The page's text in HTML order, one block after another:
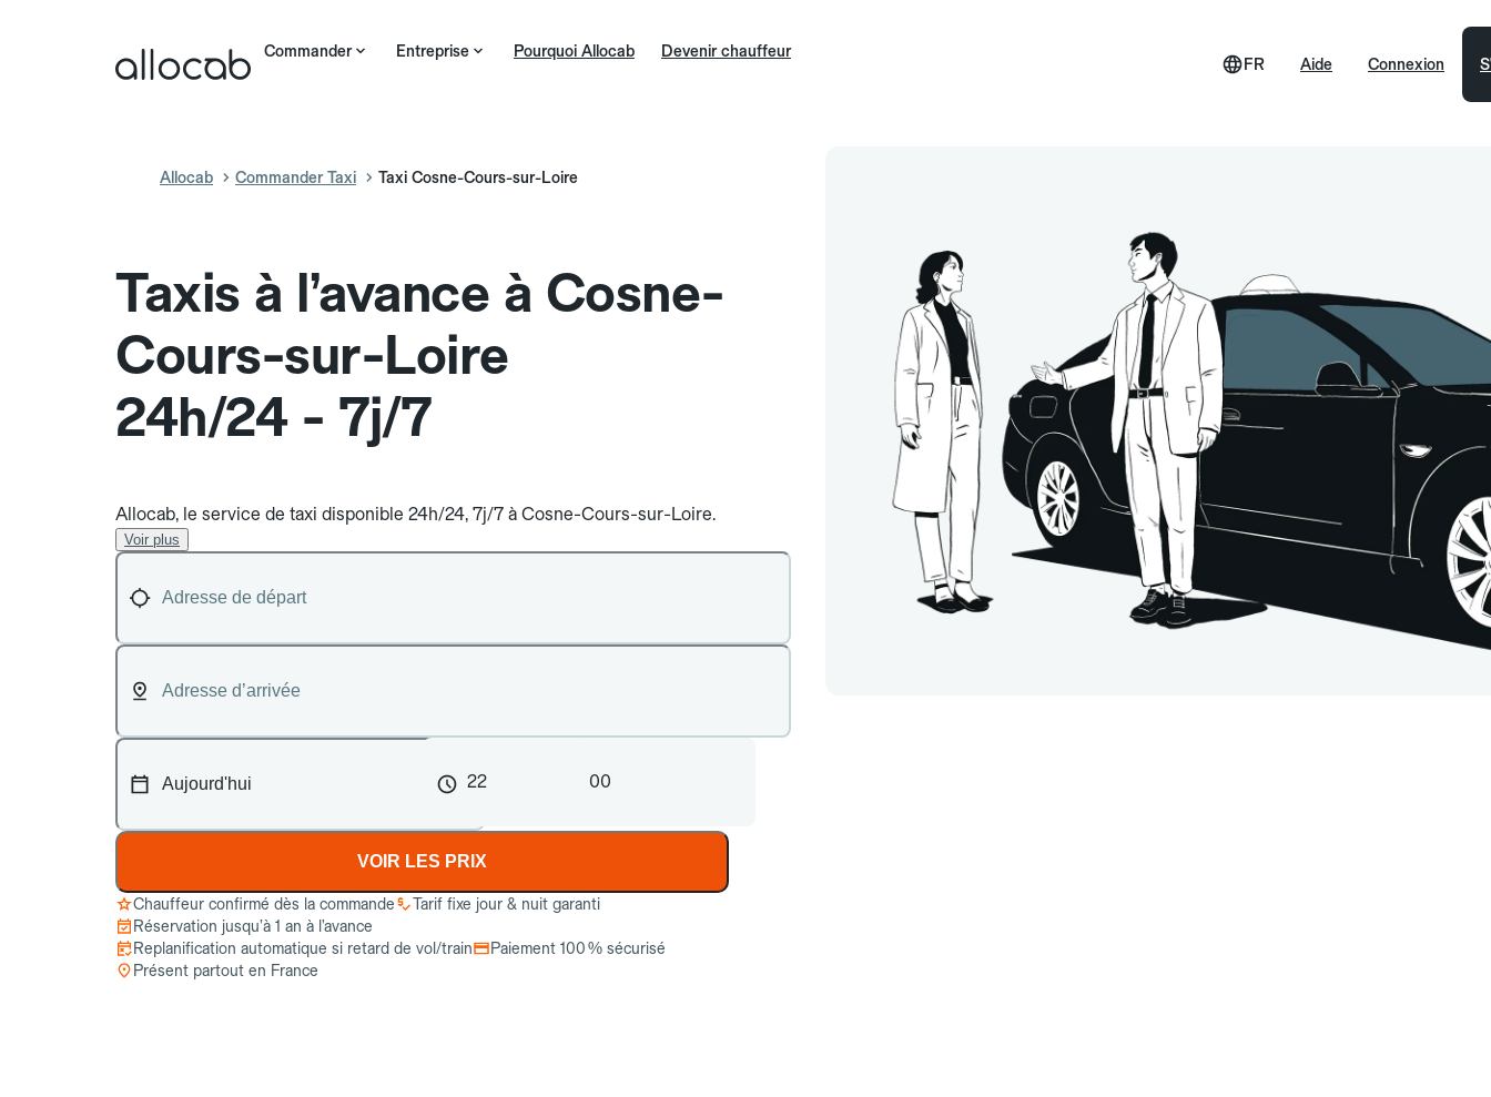
Commander Entreprise Pourquoi Allocab Devenir chauffeur
Aide
FR Connexion
Allocab Commander Taxi Taxi Cosne-Cours-sur-Loire
Taxis à l’avance à Cosne-
Cours-sur-Loire
24h/24 - 7j/7
Allocab, le service de taxi disponible 24h/24, 7j/7 à Cosne-Cours-sur-Loire.
Voir plus
22 00
VOIR LES PRIX
Chauffeur confirmé dès la commande
Tarif fixe jour & nuit garanti
Réservation jusqu’à 1 an à l’avance
Replanification automatique si retard de vol/train
Paiement 100 % sécurisé
Présent partout en France